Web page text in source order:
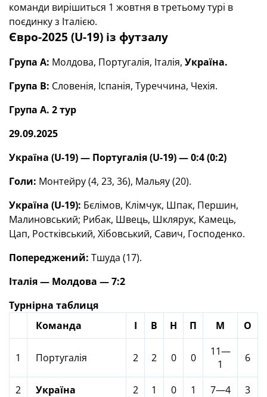
команди вирішиться 1 жовтня в третьому турі в
поєдинку з Італією.
Євро-2025 (U-19) із футзалу
Група А: Молдова, Португалія, Італія, Україна.
Група В: Словенія, Іспанія, Туреччина, Чехія.
Група А. 2 тур
29.09.2025
Україна (U-19) — Португалія (U-19) — 0:4 (0:2)
Голи: Монтейру (4, 23, 36), Мальяу (20).
Україна (U-19): Бєлімов, Клімчук, Шпак, Першин,
Малиновський; Рибак, Швець, Шклярук, Камець,
Цап, Ростківський, Хібовський, Савич, Господенко.
Попереджений: Тшуда (17).
Італія — Молдова — 7:2
Турнірна таблиця
Команда
І В Н П М О
1 Португалія 2 2 0 0
11—
1
6
2 Україна 2 1 0 1 7—4
3